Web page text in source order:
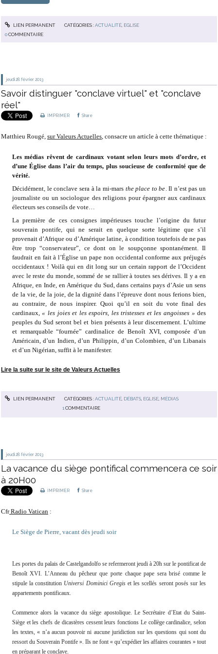
LIEN PERMANENT CATÉGORIES :ACTUALITÉ, EGLISE
0COMMENTAIRE
jeudi 28 février 2013
Savoir distinguer "conclave virtuel" et "conclave
réel"
IMPRIMER Share
Matthieu Rougé, sur Valeurs Actuelles , consacre un article à cette thématique :
Les médias rêvent de cardinaux votant selon leurs mots d’ordre, et
d’une Église dans l’air du temps, plus soucieuse de conformité que de
vérité.
Décidément, le conclave sera à la mi-mars the place to be . Il n’est pas un
journaliste ou un sociologue des religions pour épargner aux cardinaux
électeurs ses conseils de vote…
La première de ces consignes impérieuses touche l’origine du futur
souverain pontife, qui ne serait en quelque sorte légitime que s’il
provenait d’Afrique ou d’Amérique latine, à condition toutefois de ne pas
être trop “conservateur”, ce dont on le soupçonne spontanément. Il
faudrait en fait à l’Église un pape non occidental conforme aux préjugés
occidentaux ! Voilà qui en dit long sur un certain rapport de l’Occident
avec le reste du monde, sommé de se rallier à toutes ses dérives. Il y a en
Afrique, en Inde, en Amérique du Sud, dans certains pays d’Asie un sens
de la vie, de la joie, de la dignité dans l’épreuve dont nous ferions bien,
au contraire, de nous inspirer. Quoi qu’il en soit du vote final des
cardinaux,« les joies et les espoirs, les tristesses et les angoisses »des
peuples du Sud seront bel et bien présents à leur discernement. L’ultime
et remarquable “fournée” cardinalice de Benoît XVI, composée d’un
Américain, d’un Indien, d’un Philippin, d’un Colombien, d’un Libanais
et d’un Nigérian, suffit à le manifester.
Lire la suite sur le site de Valeurs Actuelles
LIEN PERMANENT CATÉGORIES :ACTUALITÉ, DÉBATS, EGLISE, MÉDIAS
1 COMMENTAIRE
jeudi 28 février 2013
La vacance du siège pontifical commencera ce soir
à 20H00
IMPRIMER Share
CfrRadio Vatican :
Le Siège de Pierre, vacant dès jeudi soir
Les portes du palais de Castelgandolfo se refermeront jeudi à 20h sur le pontificat de
Benoît XVI. L’Anneau du pêcheur que porte chaque pape sera brisé comme le
stipule la constitution Universi Dominici Gregiset les scellés seront posés sur les
appartements pontificaux.
Commence alors la vacance du siège apostolique. Le Secrétaire d’Etat du Saint-
Siège et les chefs de dicastères cessent leurs fonctions Le collège cardinalice, selon
les textes, « n’a aucun pouvoir ni aucune juridiction sur les questions qui sont du
ressort du Souverain Pontife ». Ils ne font « qu’expédier les affaires courantes » tout
en préparant le conclave.